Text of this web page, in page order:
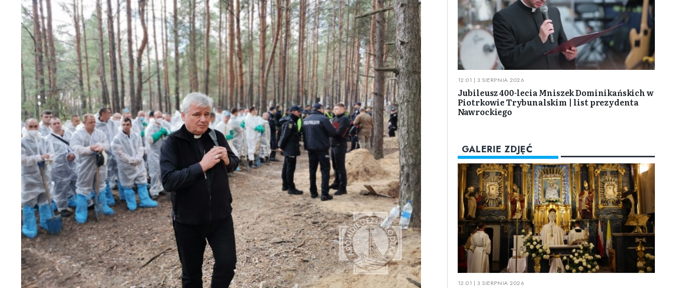
12:01 | 3 SIERPNIA 2026
Jubileusz 400-lecia Mniszek Dominikańskich w
Piotrkowie Trybunalskim | list prezydenta
Nawrockiego
GALERIE ZDJĘĆ
12:01 | 3 SIERPNIA 2026